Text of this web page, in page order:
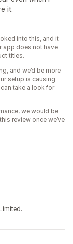
it.
into this, and it
app does not have
titles.
and we’d be more
setup is causing
take a look for
we would be
review once we’ve